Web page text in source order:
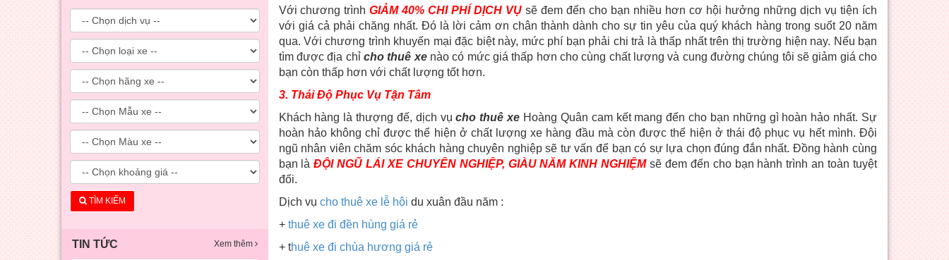
TÌM KIẾM
TIN TỨC Xem thêm
Với chương trìnhGIẢM 40% CHI PHÍ DỊCH VỤ sẽ đem đến cho bạn nhiều hơn cơ hội hưởng những dịch vụ tiện ích
với giá cả phải chăng nhất. Đó là lời cảm ơn chân thành dành cho sự tin yêu của quý khách hàng trong suốt 20 năm
qua. Với chương trình khuyến mại đặc biệt này, mức phí bạn phải chi trả là thấp nhất trên thị trường hiện nay. Nếu bạn
tìm được địa chỉ cho thuê xenào có mức giá thấp hơn cho cùng chất lượng và cung đường chúng tôi sẽ giảm giá cho
bạn còn thấp hơn với chất lượng tốt hơn.
3. Thái Độ Phục Vụ Tận Tâm
Khách hàng là thượng đế, dịch vụcho thuê xe Hoàng Quân cam kết mang đến cho bạn những gì hoàn hảo nhất. Sự
hoàn hảo không chỉ được thể hiện ở chất lượng xe hàng đầu mà còn được thể hiện ở thái độ phục vụ hết mình. Đội
ngũ nhân viên chăm sóc khách hàng chuyên nghiệp sẽ tư vấn để bạn có sự lựa chọn đúng đắn nhất. Đồng hành cùng
bạn làĐỘI NGŨ LÁI XE CHUYÊN NGHIỆP, GIÀU NĂM KINH NGHIỆMsẽ đem đến cho bạn hành trình an toàn tuyệt
đối.
Dịch vụ cho thuê xe lễ hội du xuân đầu năm :
+ thuê xe đi đền hùng giá rẻ
+ thuê xe đi chùa hương giá rẻ